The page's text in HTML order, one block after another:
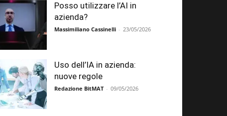
Posso utilizzare l’AI in
azienda?
Massimiliano Cassinelli - 23/05/2026
Uso dell’IA in azienda:
nuove regole
Redazione BitMAT - 09/05/2026